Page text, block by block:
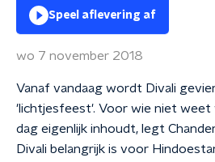
Speel aflevering af
wo 7 november 2018
Vanaf vandaag wordt Divali
'lichtjesfeest'. Voor wie niet weet
dag eigenlijk inhoudt, legt
Divali belangrijk is voor